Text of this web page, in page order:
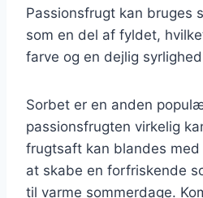
Passionsfrugt kan bruges
som en del af fyldet,
farve og en dejlig
Sorbet er en anden
passionsfrugten virkelig
frugtsaft kan blandes
at skabe en forfriskende
til varme sommerdage.